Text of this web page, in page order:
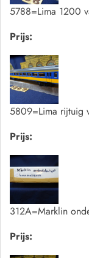
5788=Lima 1200
Prijs:
5809=Lima rijtuig
Prijs:
312A=Marklin
Prijs: